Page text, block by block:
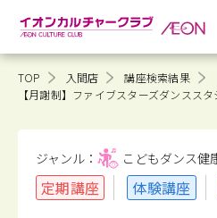
TOP 入間店
講座検索結果
【月謝制】ファイブスターズダンスス
ジャンル： こどもダンス健
定期講座 体験講座